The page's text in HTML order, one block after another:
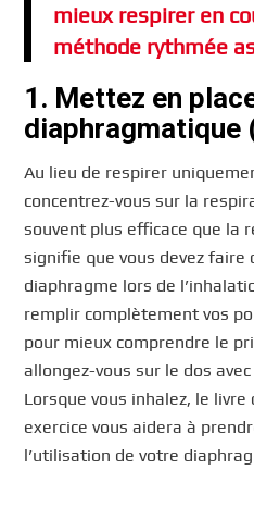
mieux respirer en
méthode rythmée
1. Mettez en
diaphragmatique
Au lieu de respirer
concentrez-vous sur la
souvent plus efficace que la
signifie que vous devez faire
diaphragme lors de
remplir complètement vos
pour mieux comprendre le
allongez-vous sur le dos
Lorsque vous inhalez, le
exercice vous aidera à
l’utilisation de votre